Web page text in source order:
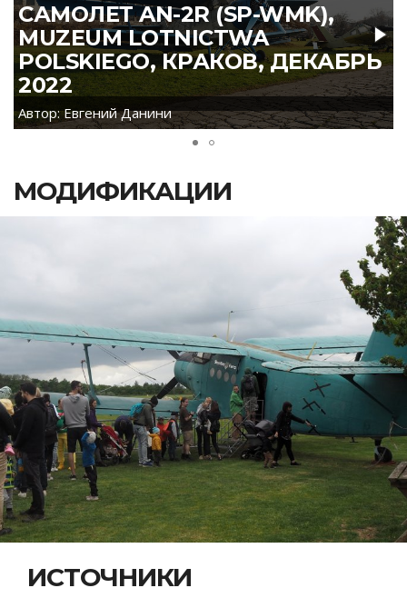
САМОЛЕТ AN-2R (SP-WMK),
MUZEUM LOTNICTWA
POLSKIEGO, КРАКОВ, ДЕКАБРЬ
2022
Автор: Евгений Данини
МОДИФИКАЦИИ
ИСТОЧНИКИ